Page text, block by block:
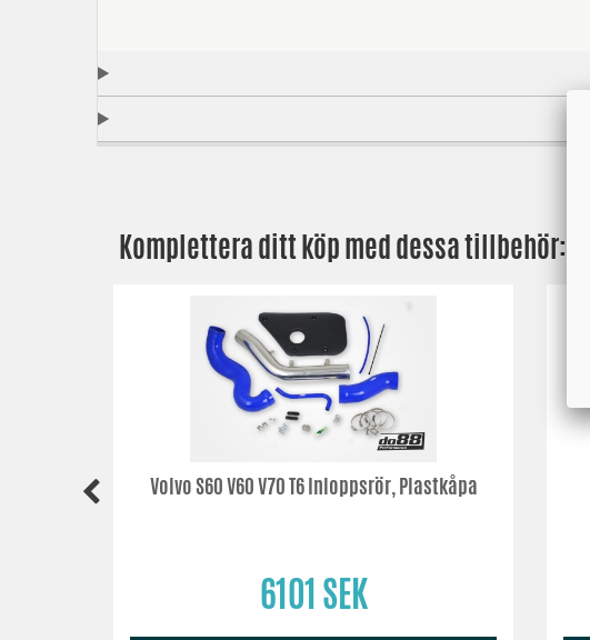
Komplettera ditt köp med dessa tillbehör:
Volvo S60 V60 V70 T6 Inloppsrör, Plastkåpa
6101 SEK